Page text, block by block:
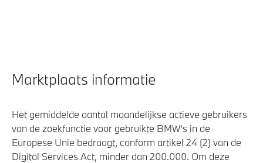
Marktplaats informatie
Het gemiddelde aantal maandelijkse actieve gebruikers
van de zoekfunctie voor gebruikte BMW's in de
Europese Unie bedraagt, conform artikel 24 (2) van de
Digital Services Act, minder dan 200.000. Om deze